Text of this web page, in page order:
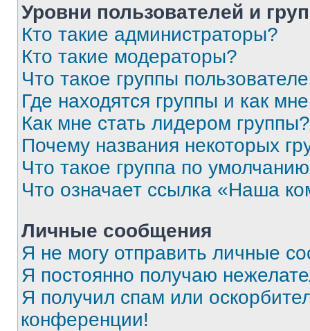
Уровни пользователей и
Кто такие администраторы?
Кто такие модераторы?
Что такое группы
Где находятся группы и как
Как мне стать лидером группы?
Почему названия некоторых
Что такое группа по
Что означает ссылка «Наша
Личные сообщения
Я не могу отправить личные
Я постоянно получаю
Я получил спам или
конференции!